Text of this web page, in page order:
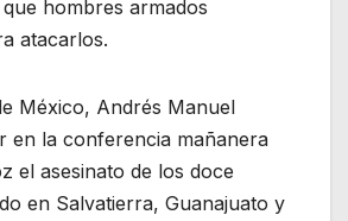
hombres armados
atacarlos.
México, Andrés Manuel
en la conferencia mañanera
el asesinato de los doce
en Salvatierra, Guanajuato y